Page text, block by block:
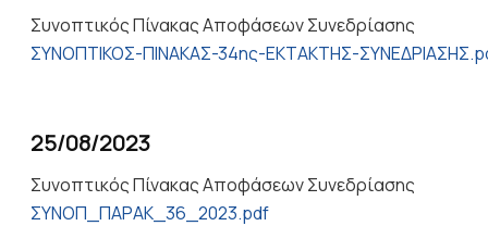
Συνοπτικός Πίνακας Αποφάσεων Συνεδρίασης
ΣΥΝΟΠΤΙΚΟΣ-ΠΙΝΑΚΑΣ-34ης-ΕΚΤΑΚΤΗΣ-
25/08/2023
Συνοπτικός Πίνακας Αποφάσεων Συνεδρίασης
ΣΥΝΟΠ_ΠΑΡΑΚ_36_2023.pdf